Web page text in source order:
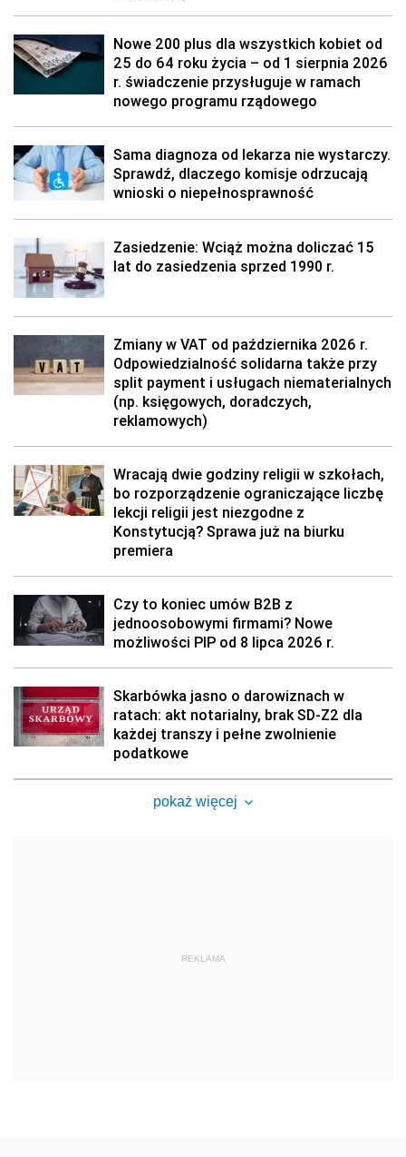
Nowe 200 plus dla wszystkich kobiet od
25 do 64 roku życia – od 1 sierpnia 2026
r. świadczenie przysługuje w ramach
nowego programu rządowego
Sama diagnoza od lekarza nie wystarczy.
Sprawdź, dlaczego komisje odrzucają
wnioski o niepełnosprawność
Zasiedzenie: Wciąż można doliczać 15
lat do zasiedzenia sprzed 1990 r.
Zmiany w VAT od października 2026 r.
Odpowiedzialność solidarna także przy
split payment i usługach niematerialnych
(np. księgowych, doradczych,
reklamowych)
Wracają dwie godziny religii w szkołach,
bo rozporządzenie ograniczające liczbę
lekcji religii jest niezgodne z
Konstytucją? Sprawa już na biurku
premiera
Czy to koniec umów B2B z
jednoosobowymi firmami? Nowe
możliwości PIP od 8 lipca 2026 r.
Skarbówka jasno o darowiznach w
ratach: akt notarialny, brak SD-Z2 dla
każdej transzy i pełne zwolnienie
podatkowe
pokaż więcej
REKLAMA